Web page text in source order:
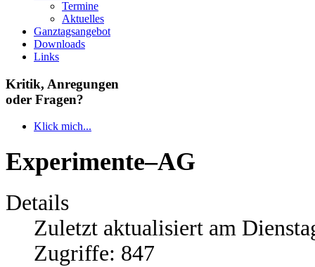
Termine
Aktuelles
Ganztagsangebot
Downloads
Links
Kritik, Anregungen
oder Fragen?
Klick mich...
Experimente–AG
Details
Zuletzt aktualisiert am
Zugriffe: 847